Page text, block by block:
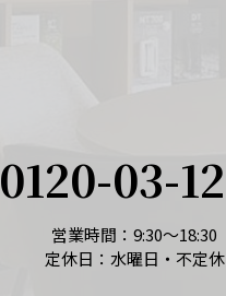
0120-03-
営業時間：9:30～18:30
定休日：水曜日・不定休